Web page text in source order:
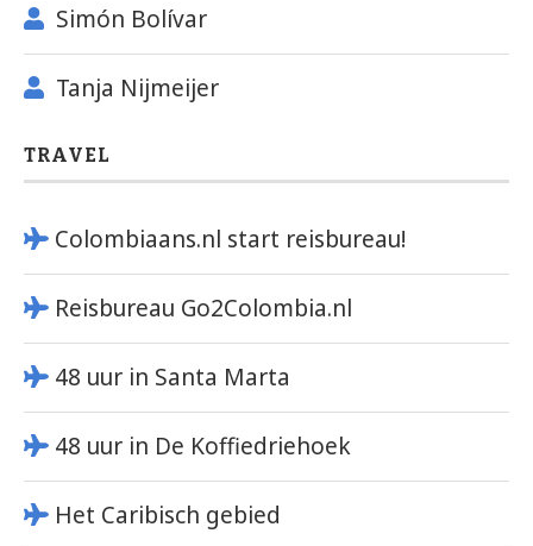
Simón Bolívar
Tanja Nijmeijer
TRAVEL
Colombiaans.nl start reisbureau!
Reisbureau Go2Colombia.nl
48 uur in Santa Marta
48 uur in De Koffiedriehoek
Het Caribisch gebied